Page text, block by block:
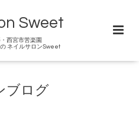
Sweet
西宮市苦楽園
ネイルサロンSweet
ブログ